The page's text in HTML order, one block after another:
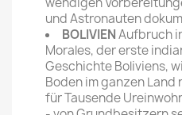
und Astronauten
BOLIVIENAufbruch
Morales, der erste
Geschichte Boliviens,
Boden im ganzen
für Tausende